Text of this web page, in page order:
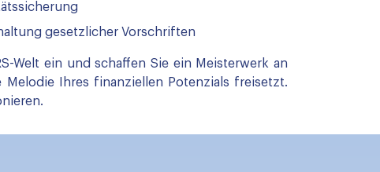
gesetzlicher Vorschriften
Welt ein und schaffen Sie ein Meisterwerk an
Ihres finanziellen Potenzials freisetzt.